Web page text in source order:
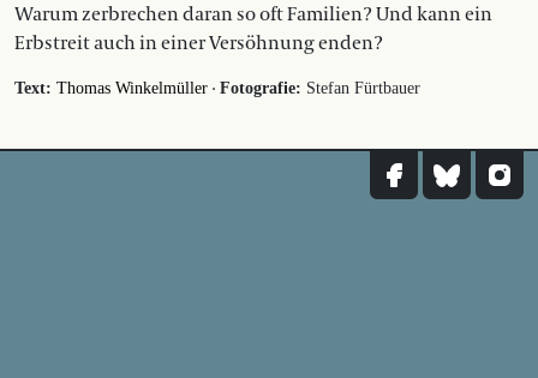
Warum zerbrechen daran so oft Familien? Und kann ein
Erbstreit auch in einer Versöhnung enden?
Text: Thomas Winkelmüller · Fotografie: Stefan Fürtbauer